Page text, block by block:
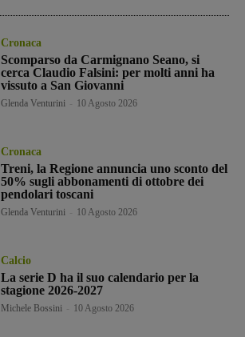
Cronaca
Scomparso da Carmignano Seano, si
cerca Claudio Falsini: per molti anni ha
vissuto a San Giovanni
Glenda Venturini 10 Agosto 2026
Cronaca
Treni, la Regione annuncia uno sconto del
50% sugli abbonamenti di ottobre dei
pendolari toscani
Glenda Venturini 10 Agosto 2026
Calcio
La serie D ha il suo calendario per la
stagione 2026-2027
Michele Bossini 10 Agosto 2026